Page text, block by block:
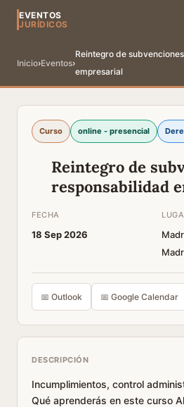
EVENTOS
JURÍDICOS
Inicio›Eventos›
Reintegro de
empresarial
Curso online - presencial
Reintegro de
responsabilidad
FECHA
18 Sep 2026
📅 Outlook 📅 Google Calendar
DESCRIPCIÓN
Incumplimientos, control
Qué aprenderás en este curso